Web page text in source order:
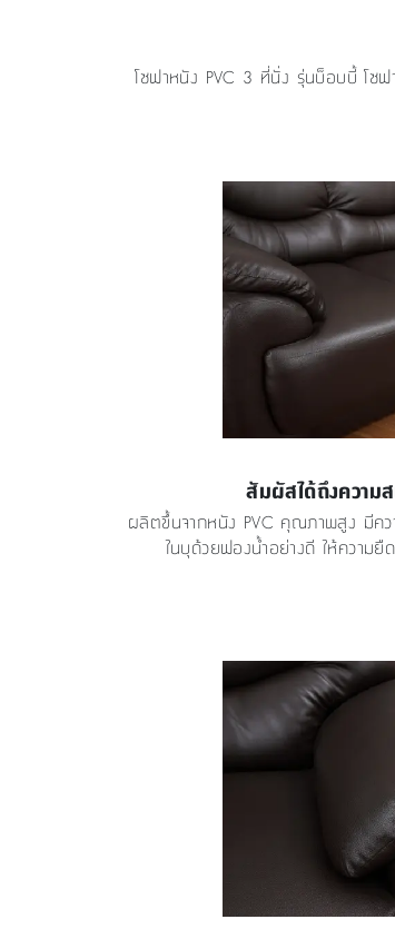
โซฟาหนัง PVC 3 ที่นั่ง รุ่นบ็อบบี้ โซฟ
สัมผัสได้ถึงความ
ผลิตขึ้นจากหนัง PVC คุณภาพสูง มีคว
ในบุด้วยฟองน้ำอย่างดี ให้ความยื